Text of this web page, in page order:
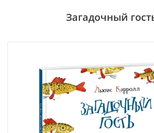
Загадочный